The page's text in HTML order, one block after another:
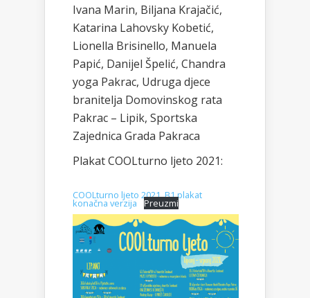
Ivana Marin, Biljana Krajačić,
Katarina Lahovsky Kobetić,
Lionella Brisinello, Manuela
Papić, Danijel Špelić, Chandra
yoga Pakrac, Udruga djece
branitelja Domovinskog rata
Pakrac – Lipik, Sportska
Zajednica Grada Pakraca
Plakat COOLturno ljeto 2021:
COOLturno ljeto 2021. B1 plakat
konačna verzija Preuzmi